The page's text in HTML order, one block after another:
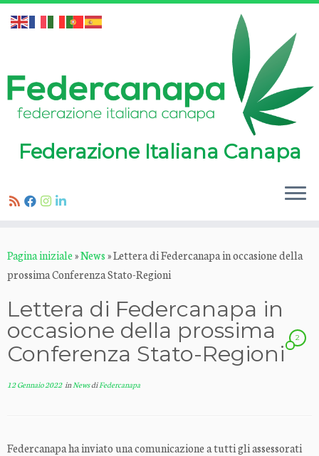
al
contenuto
Federazione Italiana Canapa
Pagina iniziale»News»Lettera di Federcanapa in occasione della
prossima Conferenza Stato-Regioni
Lettera di Federcanapa in
occasione della prossima
Conferenza Stato-Regioni
2
12 Gennaio 2022inNewsdiFedercanapa
Federcanapa ha inviato una comunicazione a tutti gli assessorati